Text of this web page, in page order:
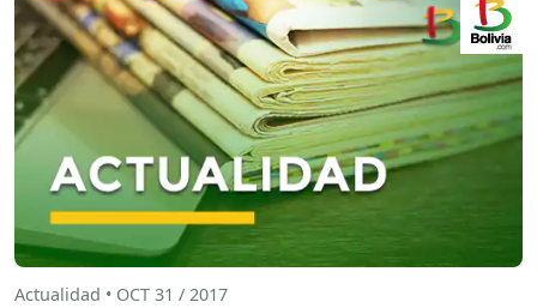
Actualidad • OCT 31 / 2017